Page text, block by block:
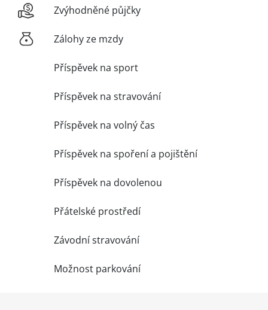
Zvýhodněné půjčky
Zálohy ze mzdy
Příspěvek na sport
Příspěvek na stravování
Příspěvek na volný čas
Příspěvek na spoření a pojištění
Příspěvek na dovolenou
Přátelské prostředí
Závodní stravování
Možnost parkování